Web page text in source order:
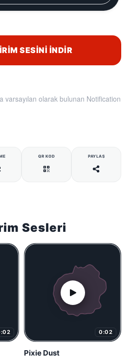
varsayılan olarak bulunan Notification
QR KOD PAYLAŞ
SESINI İNDIR
Sesleri
0:02
Pixie Dust